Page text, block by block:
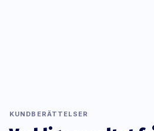
KUNDBERÄTTELSER